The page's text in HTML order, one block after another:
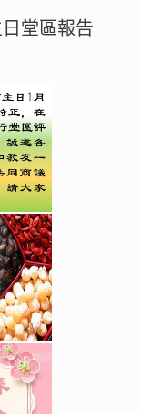
堂區報告